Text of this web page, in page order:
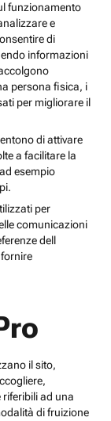
funzionamento
e
di
informazioni
persona fisica, i
per migliorare il
di attivare
a facilitare la
esempio
per
comunicazioni
dell
il sito,
ad una
di fruizione